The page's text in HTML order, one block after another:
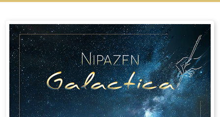
Musiques instrumentales
Chansons
Musiques de films
Musiques de Fêtes